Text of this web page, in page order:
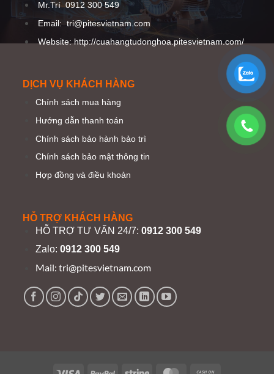
Mr.Trí 0912 300 549
Email:tri@pitesvietnam.com
Website: http://cuahangtudonghoa.pitesvietnam.com/
DỊCH VỤ KHÁCH HÀNG
Chính sách mua hàng
Hướng dẫn thanh toán
Chính sách bảo hành bảo trì
Chính sách bảo mật thông tin
Hợp đồng và điều khoản
HỖ TRỢ KHÁCH HÀNG
HỖ TRỢ TƯ VẤN 24/7:0912 300 549
Zalo:0912 300 549
Mail:tri@pitesvietnam.com